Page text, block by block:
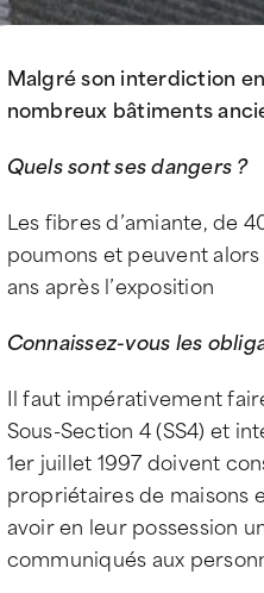
Malgré son interdiction
nombreux bâtiments
Quels sont ses dangers ?
Les fibres d’amiante, de
poumons et peuvent
ans après l’exposition
Connaissez-vous les
Il faut impérativement
Sous-Section 4 (SS4) et
1er juillet 1997 doivent
propriétaires de maisons
avoir en leur possession
communiqués aux